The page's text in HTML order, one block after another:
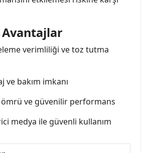
Avantajlar
verimliliği ve toz tutma
ve bakım imkanı
ömrü ve güvenilir performans
medya ile güvenli kullanım